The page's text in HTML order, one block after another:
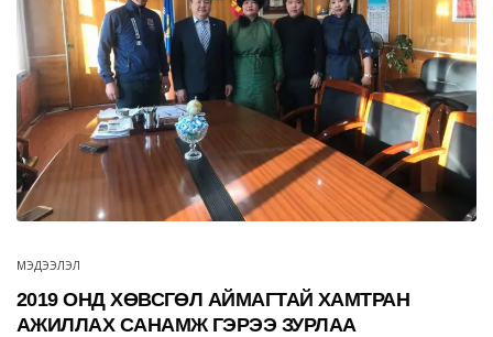
МЭДЭЭЛЭЛ
2019 ОНД ХӨВСГӨЛ АЙМАГТАЙ ХАМТРАН
АЖИЛЛАХ САНАМЖ ГЭРЭЭ ЗУРЛАА